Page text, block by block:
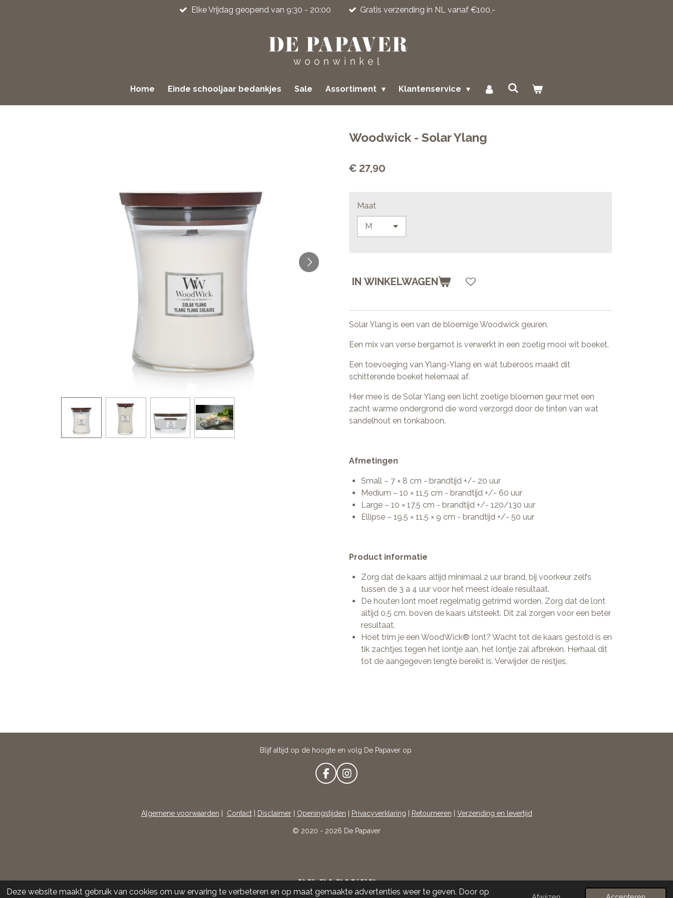
Deze website maakt gebruik van cookies om uw ervaring te verbeteren en op maat gemaakte advertenties weer te geven. Door op
Elke Vrijdag geopend van 9:30 - 20:00 Gratis verzending in NL vanaf €100,-
Home Einde schooljaar bedankjes Sale Assortiment Klantenservice
Woodwick - Solar Ylang
€ 27,90
Maat
IN WINKELWAGEN
Solar Ylang is een van de bloemige Woodwick geuren.
Een mix van verse bergamot is verwerkt in een zoetig mooi wit boeket.
Een toevoeging van Ylang-Ylang en wat tuberoos maakt dit
schitterende boeket helemaal af.
Hier mee is de Solar Ylang een licht zoetige bloemen geur met een
zacht warme ondergrond die word verzorgd door de tinten van wat
sandelhout en tonkaboon.
Afmetingen
Small – 7 × 8 cm - brandtijd +/- 20 uur
Medium – 10 × 11,5 cm - brandtijd +/- 60 uur
Large – 10 × 17,5 cm - brandtijd +/- 120/130 uur
Ellipse – 19,5 × 11,5 × 9 cm - brandtijd +/- 50 uur
Product informatie
Zorg dat de kaars altijd minimaal 2 uur brand, bij voorkeur zelfs
tussen de 3 a 4 uur voor het meest ideale resultaat.
De houten lont moet regelmatig getrimd worden. Zorg dat de lont
altijd 0,5 cm. boven de kaars uitsteekt. Dit zal zorgen voor een beter
resultaat.
Hoet trim je een WoodWick® lont? Wacht tot de kaars gestold is en
tik zachtjes tegen het lontje aan, het lontje zal afbreken. Herhaal dit
tot de aangegeven lengte bereikt is. Verwijder de restjes.
Blijf altijd op de hoogte en volg De Papaver op
F
A
B
O
I
N
A
R
Algemene voorwaarden Contact| Disclaimer| Openingstijden Privacyverklaring Retourneren Verzending en levertijd
© 2020 - 2026 De Papaver